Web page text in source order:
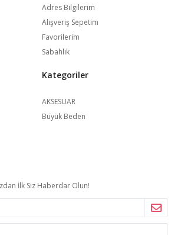
Adres Bilgilerim
Alışveriş Sepetim
Favorilerim
Sabahlık
Kategoriler
AKSESUAR
Büyük Beden
İlk Siz Haberdar Olun!